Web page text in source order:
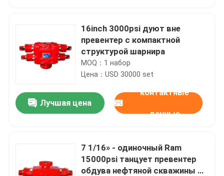
16inch 3000psi дуют вне
превентер с компактной
структурой шарнира
MOQ：1 набор
Цена：USD 30000 set
Лучшая цена
контактные
данные
7 1/16» - одиночный Ram
15000psi танцует превентер
обдува нефтяной скважины в